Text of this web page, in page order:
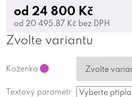
od 24 800 Kč
od 20 495,87 Kč bez DPH
Zvolte variantu
Koženka ?
Textový parametr